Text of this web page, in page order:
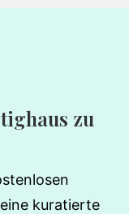
zu
kuratierte